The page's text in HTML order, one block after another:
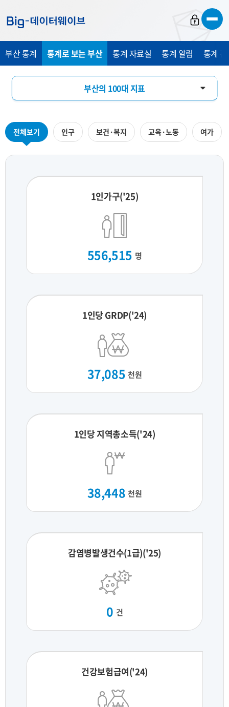
가
가
가
부산 통계 통계로 보는 부산 통계 자료실 통계 알림 통계
부산의 100대 지표
지역통계 시각화
전체보기 인구 보건·복지 교육·노동 여가
1인가구('25)
556,515 명
1인당 GRDP('24)
37,085 천원
1인당 지역총소득('24)
38,448 천원
감염병발생건수(1급)('25)
0 건
건강보험급여('24)